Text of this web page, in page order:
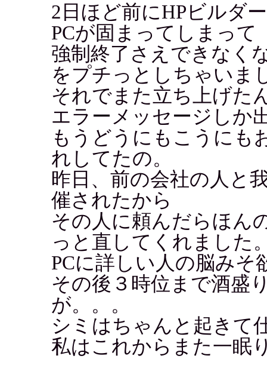
2日ほど前にHPビルダ
PCが固まってしまって
強制終了さえできなく
をプチっとしちゃいま
それでまた立ち上げた
エラーメッセージしか
もうどうにもこうにも
れしてたの。
昨日、前の会社の人と
催されたから
その人に頼んだらほん
っと直してくれました
PCに詳しい人の脳みそ
その後３時位まで酒盛
が。。。
シミはちゃんと起きて
私はこれからまた一眠